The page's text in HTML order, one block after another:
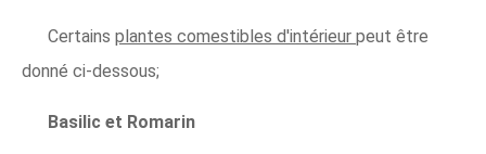
Certains plantes comestibles d'intérieur peut être
donné ci-dessous;
Basilic et Romarin